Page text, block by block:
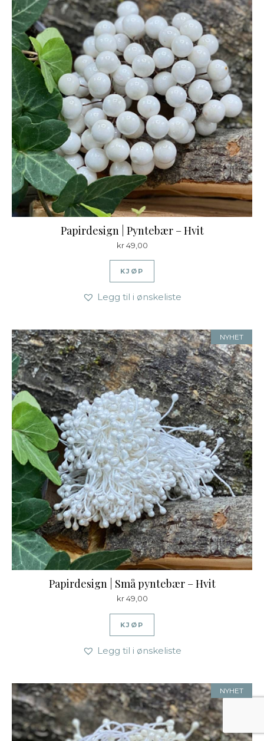
Papirdesign | Pyntebær – Hvit
kr49,00
KJØP
Legg til i ønskeliste
NYHET
Papirdesign | Små pyntebær – Hvit
kr49,00
KJØP
Legg til i ønskeliste
NYHET